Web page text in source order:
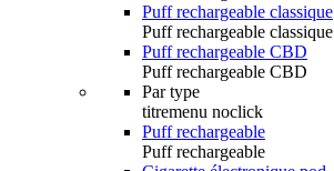
Puff rechargeable classique
Puff rechargeable classique
Puff rechargeable CBD
Puff rechargeable CBD
Par type
titremenu noclick
Puff rechargeable
Puff rechargeable